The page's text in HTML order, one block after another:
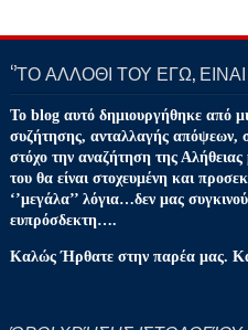
‘’ΤΟ ΑΛΛΟΘΙ ΤΟΥ ΕΓΩ,
Το blog αυτό δημιουργήθηκε από
συζήτησης, ανταλλαγής απόψεων,
στόχο την αναζήτηση της
του θα είναι στοχευμένη και
‘’μεγάλα’’ λόγια…δεν μας
ευπρόσδεκτη….
Καλώς Ήρθατε στην παρέα μας.